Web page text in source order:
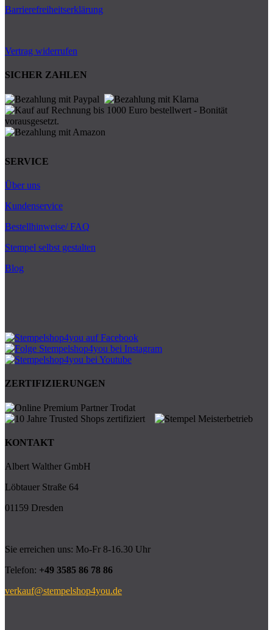
Barrierefreiheitserklärung
Vertrag widerrufen
SICHER ZAHLEN
SERVICE
Über uns
Kundenservice
Bestellhinweise/ FAQ
Stempel selbst gestalten
Blog
ZERTIFIZIERUNGEN
KONTAKT
Albert Walther GmbH
Löbtauer Straße 64
01159 Dresden
Sie erreichen uns: Mo-Fr 8-16.30 Uhr
Telefon: +49 3585 86 78 86
verkauf@stempelshop4you.de